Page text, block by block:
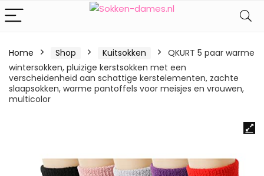
Home Shop Kuitsokken
QKURT 5 paar warme
wintersokken, pluizige kerstsokken met een
verscheidenheid aan schattige kerstelementen, zachte
slaapsokken, warme pantoffels voor meisjes en vrouwen,
multicolor